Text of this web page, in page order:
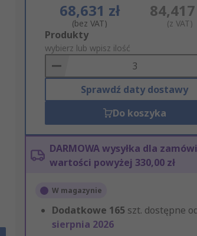
68,631 zł
(bez VAT)
84,417
(z VAT)
Add
to
Basket
Produkty
wybierz lub wpisz ilość
Sprawdź daty dostawy
Do koszyka
DARMOWA wysyłka dla
wartości powyżej 330,00 zł
W magazynie
Dodatkowe 165 szt. dostępne
sierpnia 2026